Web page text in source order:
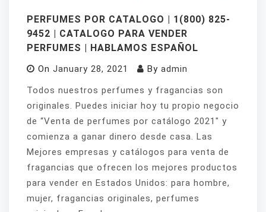
PERFUMES POR CATALOGO | 1(800) 825-
9452 | CATALOGO PARA VENDER
PERFUMES | HABLAMOS ESPAÑOL
On January 28, 2021 By admin
Todos nuestros perfumes y fragancias son
originales. Puedes iniciar hoy tu propio negocio
de “Venta de perfumes por catálogo 2021″ y
comienza a ganar dinero desde casa. Las
Mejores empresas y catálogos para venta de
fragancias que ofrecen los mejores productos
para vender en Estados Unidos: para hombre,
mujer, fragancias originales, perfumes